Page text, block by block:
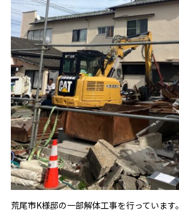
荒尾市K様邸の一部解体工事を行っています。